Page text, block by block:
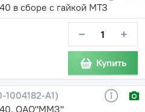
в сборе с гайкой МТЗ
− +
Купить
1004182-А1)
ОАО"ММЗ"